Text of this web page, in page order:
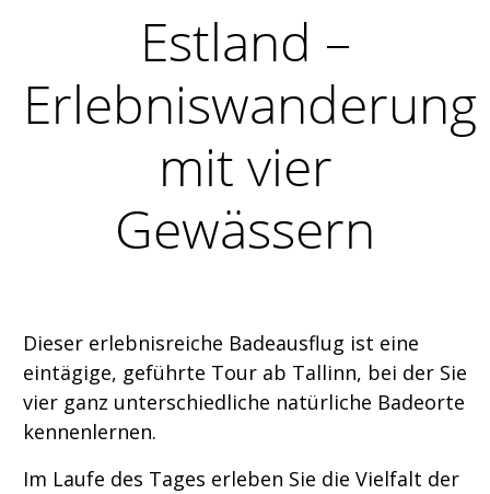
Estland –
Erlebniswanderung
mit vier
Gewässern
Dieser erlebnisreiche Badeausflug ist eine
eintägige, geführte Tour ab Tallinn, bei der Sie
vier ganz unterschiedliche natürliche Badeorte
kennenlernen.
Im Laufe des Tages erleben Sie die Vielfalt der